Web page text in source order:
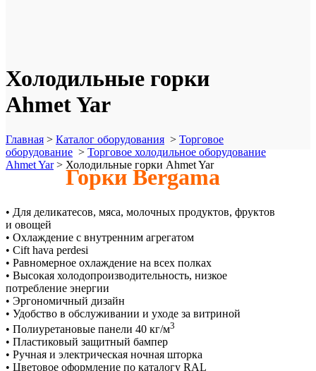
Холодильные горки
Ahmet Yar
Главная > Каталог оборудования > Торговое
оборудование > Торговое холодильное оборудование
Ahmet Yar> Холодильные горки Ahmet Yar
Горки Bergama
• Для деликатесов, мяса, молочных продуктов, фруктов
и овощей
• Охлаждение с внутренним агрегатом
• Cift hava perdesi
• Равномерное охлаждение на всех полках
• Высокая холодопроизводительность, низкое
потребление энергии
• Эргономичный дизайн
• Удобство в обслуживании и уходе за витриной
• Полиуретановые панели 40 кг/м3
• Пластиковый защитный бампер
• Ручная и электрическая ночная шторка
• Цветовое оформление по каталогу RAL